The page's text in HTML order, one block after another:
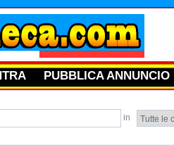
PUBBLICA ANNUNCIO
in